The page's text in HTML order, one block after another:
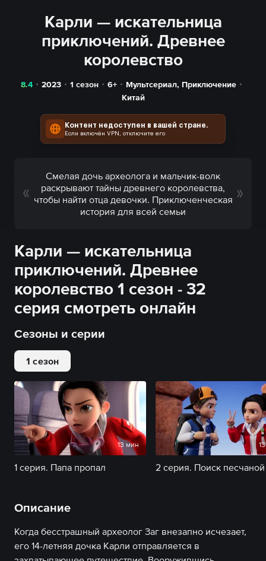
Карли — искательница
приключений. Древнее
королевство
8.4 2023 1 сезон 6+ Мультсериал, Приключение
Китай
Контент недоступен в вашей стране.
Если включён VPN, отключите его
Смелая дочь археолога и мальчик-волк
раскрывают тайны древнего королевства,
чтобы найти отца девочки. Приключенческая
история для всей семьи
Карли — искательница
приключений. Древнее
королевство 1 сезон - 32
серия смотреть онлайн
Сезоны и серии
1 сезон
13 мин
1 серия. Папа пропал
Описание
Когда бесстрашный археолог Заг внезапно исчезает,
его 14-летняя дочка Карли отправляется в